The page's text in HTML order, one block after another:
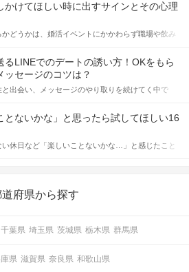
かけてほしい時に出すサインとその心理
どうかは、婚活イベントにかかわらず職場や飲み
できるかにも左右されます。 これから恋人作りを本
としている方は、女性が異性を求めて出すサイン
理解し、正しい行動に移せるかどうかが重要。 この
が話しかけて欲しい時に出すサインとその心理を
な行動に繋げるべきかをご紹介していきます。
るLINEでのデートの誘い方！OKをもら
ッセージのコツは？
出会い、メッセージのやり取りを続けてく中で
は「どう誘ったらいいの？」とお困りの男性もいら
はないでしょうか。 そこで今回は、男性から女性へ
デートの誘い方のコツをご紹介します。例文も混じ
るので、ぜひ参考にしてください。
とないかな」と思ったら試してほしい16
い休日など「楽しいことないかな…」と感じたこと
アイデアを集めました♪ いままさに楽しいことを探し
道府県から探す
千葉県 埼玉県 茨城県 栃木県 群馬県
県 滋賀県 奈良県 和歌山県